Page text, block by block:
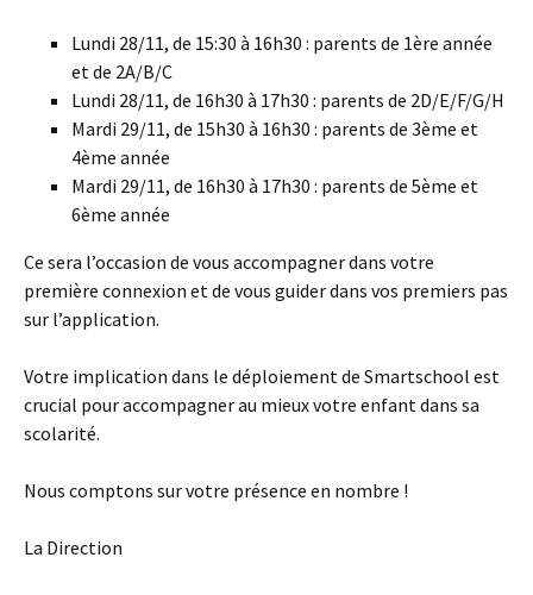
Lundi 28/11, de 15:30 à 16h30 : parents de 1ère année
et de 2A/B/C
Lundi 28/11, de 16h30 à 17h30 : parents de 2D/E/F/G/H
Mardi 29/11, de 15h30 à 16h30 : parents de 3ème et
4ème année
Mardi 29/11, de 16h30 à 17h30 : parents de 5ème et
6ème année
Ce sera l’occasion de vous accompagner dans votre
première connexion et de vous guider dans vos premiers pas
sur l’application.
Votre implication dans le déploiement de Smartschool est
crucial pour accompagner au mieux votre enfant dans sa
scolarité.
Nous comptons sur votre présence en nombre !
La Direction